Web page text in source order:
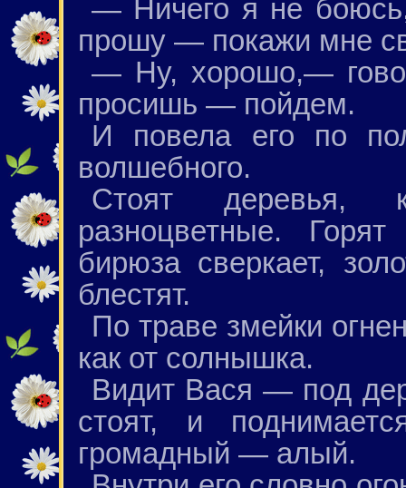
— Ничего я не
прошу — покажи мне
— Ну, хорошо,—
просишь — пойдем.
И повела его по
волшебного.
Стоят деревья,
разноцветные.
бирюза сверкает,
блестят.
По траве змейки
как от солнышка.
Видит Вася — под
стоят, и
громадный — алый.